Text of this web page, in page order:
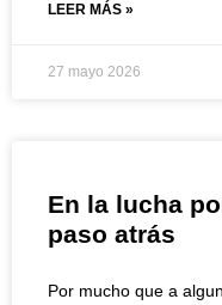
LEER MÁS »
27 mayo 2026
En la lucha
paso atrás
Por mucho que a